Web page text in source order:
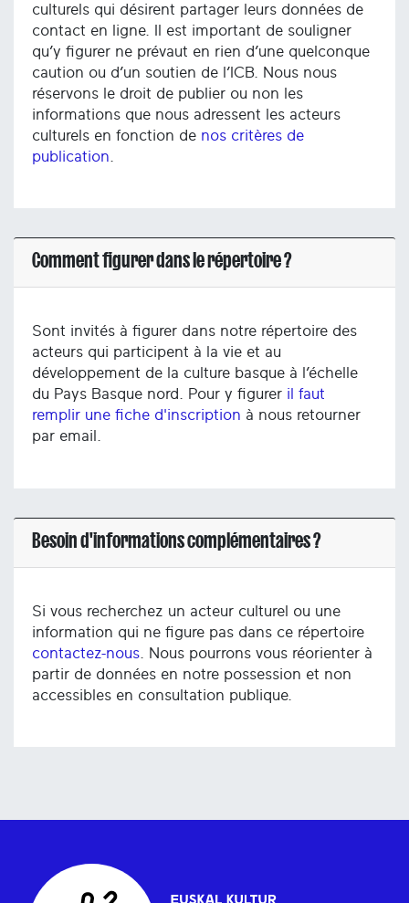
culturels qui désirent partager leurs données de
contact en ligne. Il est important de souligner
qu’y figurer ne prévaut en rien d’une quelconque
caution ou d’un soutien de l’ICB. Nous nous
réservons le droit de publier ou non les
informations que nous adressent les acteurs
culturels en fonction de nos critères de
publication
Comment figurer dans le répertoire ?
Sont invités à figurer dans notre répertoire des
acteurs qui participent à la vie et au
développement de la culture basque à l’échelle
du Pays Basque nord. Pour y figurer il faut
remplir une fiche d'inscription à nous retourner
par email.
Besoin d'informations complémentaires ?
Si vous recherchez un acteur culturel ou une
information qui ne figure pas dans ce répertoire
contactez-nous . Nous pourrons vous réorienter à
partir de données en notre possession et non
accessibles en consultation publique.